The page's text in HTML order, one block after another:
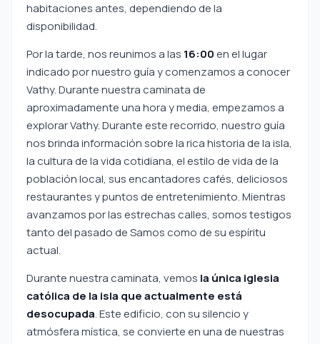
habitaciones antes, dependiendo de la
disponibilidad.
Por la tarde, nos reunimos a las 16:00en el lugar
indicado por nuestro guía y comenzamos a conocer
Vathy. Durante nuestra caminata de
aproximadamente una hora y media, empezamos a
explorar Vathy. Durante este recorrido, nuestro guía
nos brinda información sobre la rica historia de la isla,
la cultura de la vida cotidiana, el estilo de vida de la
población local, sus encantadores cafés, deliciosos
restaurantes y puntos de entretenimiento. Mientras
avanzamos por las estrechas calles, somos testigos
tanto del pasado de Samos como de su espíritu
actual.
Durante nuestra caminata, vemos la única iglesia
católica de la isla que actualmente está
desocupada. Este edificio, con su silencio y
atmósfera mística, se convierte en una de nuestras